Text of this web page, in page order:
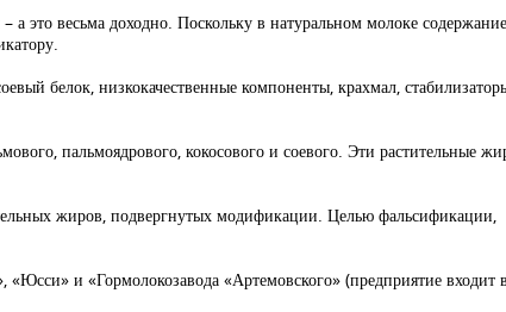
это весьма доходно. Поскольку в натуральном молоке
белок, низкокачественные компоненты, крахмал,
пальмоядрового, кокосового и соевого. Эти растительные
жиров, подвергнутых модификации. Целью фальсификации,
и «Гормолокозавода «Артемовского» (предприятие входит в